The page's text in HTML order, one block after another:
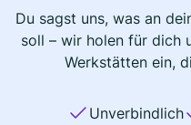
Du sagst uns, was an
soll – wir holen für dich
Werkstätten ein,
Unverbindlich